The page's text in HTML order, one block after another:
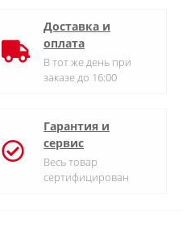
Доставка и
оплата
В тот же день при
заказе до 16:00
Гарантия и
сервис
Весь товар
сертифицирован